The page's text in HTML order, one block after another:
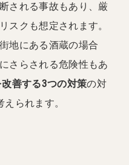
される事故もあり、厳
スクも想定されます。
地にある酒蔵の場合
にさらされる危険性もあ
善する3つの対策の対
られます。